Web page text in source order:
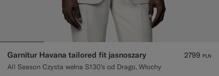
Garnitur Havana tailored fit jasnoszary
All Season Czysta wełna S130's od Drago, Włochy
2799 PLN